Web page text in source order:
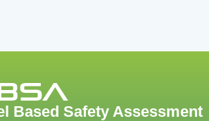
Based Safety Assessment